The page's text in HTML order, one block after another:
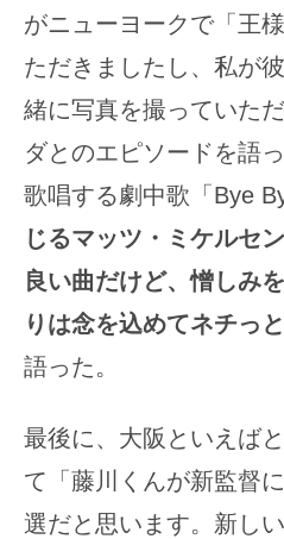
がニューヨークで「王
ただきましたし、私が
緒に写真を撮っていた
ダとのエピソードを語
歌唱する劇中歌「Bye
じるマッツ・ミケルセ
良い曲だけど、憎しみ
りは念を込めてネチっ
語った。
最後に、大阪といえば
て「藤川くんが新監督
選だと思います。新し